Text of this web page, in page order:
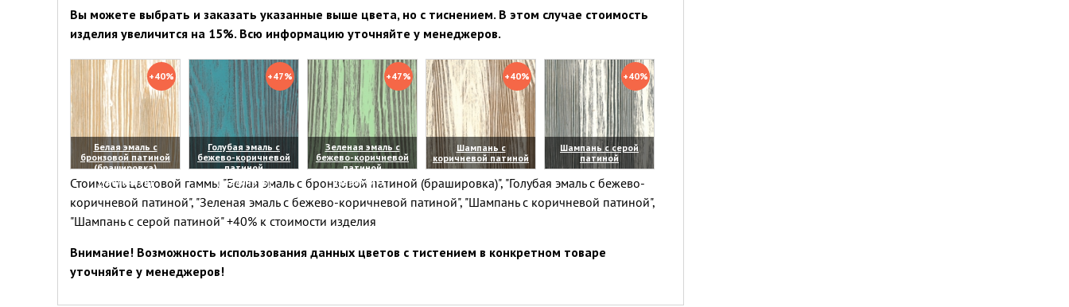
Вы можете выбрать и заказать указанные выше цвета, но с тиснением. В этом случае стоимость
изделия увеличится на 15%. Всю информацию уточняйте у менеджеров.
+40%
Белая эмаль с
бронзовой патиной
(брашировка)
(увеличить)
+47%
Голубая эмаль с
бежево-коричневой
патиной
(увеличить)
+47%
Зеленая эмаль с
бежево-коричневой
патиной
(увеличить)
+40%
Шампань с
коричневой патиной
(увеличить)
+40%
Шампань с серой
патиной
(увеличить)
Стоимость цветовой гаммы "Белая эмаль с бронзовой патиной (брашировка)", "Голубая эмаль с бежево-
коричневой патиной", "Зеленая эмаль с бежево-коричневой патиной", "Шампань с коричневой патиной",
"Шампань с серой патиной" +40% к стоимости изделия
Внимание! Возможность использования данных цветов с тистением в конкретном товаре
уточняйте у менеджеров!